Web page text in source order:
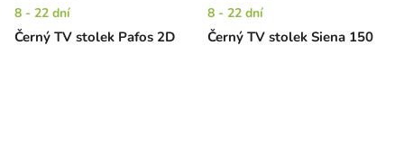
Černý TV stolek Pafos 2D
8 - 22 dní
Černý TV stolek Siena 150
8 - 22 dní